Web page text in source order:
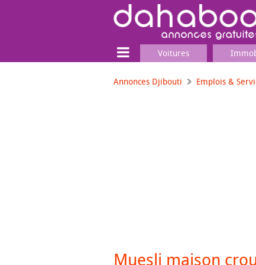
Voitures
Annonces Djibouti Emplois &
Muesli maison